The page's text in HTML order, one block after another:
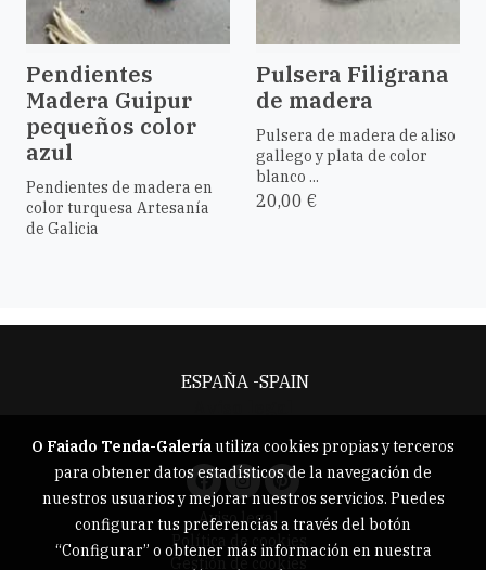
Pendientes
Madera Guipur
pequeños color
azul
Pendientes de madera en
color turquesa Artesanía
de Galicia
Pulsera Filigrana
de madera
Pulsera de madera de aliso
gallego y plata de color
blanco ...
20,00 €
ESPAÑA -SPAIN
Aviso legal
Política de cookies
O Faiado Tenda-Galeríautiliza cookies propias y terceros
para obtener datos estadísticos de la navegación de
nuestros usuarios y mejorar nuestros servicios. Puedes
configurar tus preferencias a través del botón
“Configurar” o obtener más información en nuestra